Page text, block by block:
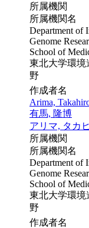
所属機関
所属機関名
Department of
Genome
School of
東北大学環境
野
作成者名
Arima,
有馬, 隆博
アリマ, タカ
所属機関
所属機関名
Department of
Genome
School of
東北大学環境
野
作成者名